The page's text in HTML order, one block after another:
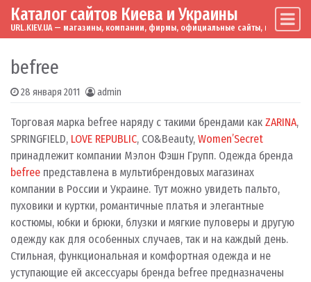
Skip to content
Main Navigation
Каталог сайтов Киева и Украины
URL.KIEV.UA — магазины, компании, фирмы, официальные сайты, мировые
befree
28 января 2011 admin
Торговая марка befree наряду с такими брендами как ZARINA,
SPRINGFIELD, LOVE REPUBLIC, CO&Beauty, Women’Secret
принадлежит компании Мэлон Фэшн Групп. Одежда бренда
befree представлена в мультибрендовых магазинах
компании в России и Украине. Тут можно увидеть пальто,
пуховики и куртки, романтичные платья и элегантные
костюмы, юбки и брюки, блузки и мягкие пуловеры и другую
одежду как для особенных случаев, так и на каждый день.
Стильная, функциональная и комфортная одежда и не
уступающие ей аксессуары бренда befree предназначены